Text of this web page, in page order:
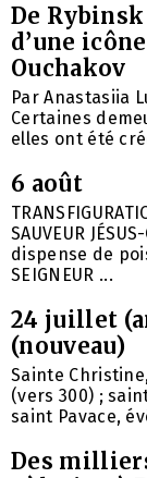
De Rybinsk
d’une
Ouchakov
Par Anastasiia
Certaines
elles ont été
6 août
SAUVEUR
dispense de
SEIGNEUR ...
24 juillet
(nouveau)
Sainte
(vers 300) ;
saint Pavace,
Des